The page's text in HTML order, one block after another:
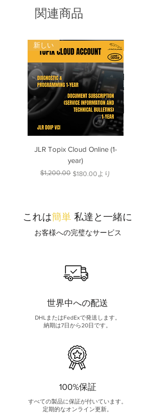
関連商品
新しい
JLR Topix Cloud Online (1-
year)
通常価格
$1,200.00 $180.00より
セール価格
これは簡単 私達と一緒に
お客様への完璧なサービス
世界中への配送
DHLまたはFedExで発送します。
納期は7日から20日です。
100%保証
すべての製品に保証が付いています。
定期的なオンライン更新。